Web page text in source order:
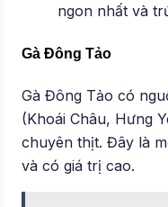
ngon nhất và
Gà Đông Tảo
Gà Đông Tảo có
(Khoái Châu, Hưng
chuyên thịt. Đây là
và có giá trị cao.